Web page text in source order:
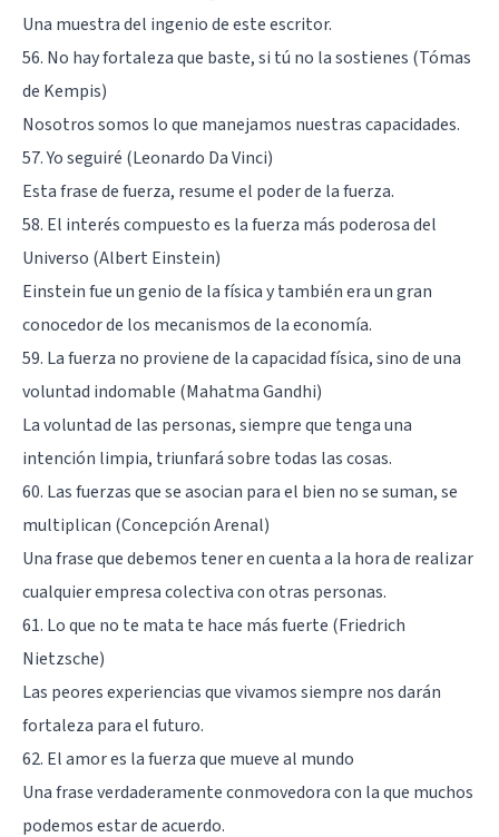
Una muestra del ingenio de este escritor.
56. No hay fortaleza que baste, si tú no la sostienes (Tómas
de Kempis)
Nosotros somos lo que manejamos nuestras capacidades.
57. Yo seguiré (Leonardo Da Vinci)
Esta frase de fuerza, resume el poder de la fuerza.
58. El interés compuesto es la fuerza más poderosa del
Universo (Albert Einstein)
Einstein fue un genio de la física y también era un gran
conocedor de los mecanismos de la economía.
59. La fuerza no proviene de la capacidad física, sino de una
voluntad indomable (Mahatma Gandhi)
La voluntad de las personas, siempre que tenga una
intención limpia, triunfará sobre todas las cosas.
60. Las fuerzas que se asocian para el bien no se suman, se
multiplican (Concepción Arenal)
Una frase que debemos tener en cuenta a la hora de realizar
cualquier empresa colectiva con otras personas.
61. Lo que no te mata te hace más fuerte (Friedrich
Nietzsche)
Las peores experiencias que vivamos siempre nos darán
fortaleza para el futuro.
62. El amor es la fuerza que mueve al mundo
Una frase verdaderamente conmovedora con la que muchos
podemos estar de acuerdo.